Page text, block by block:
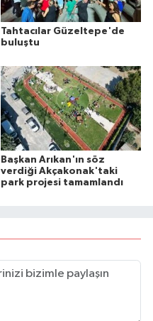
Tahtacılar Güzeltepe'de
buluştu
Başkan Arıkan'ın söz
verdiği Akçakonak'taki
park projesi tamamlandı